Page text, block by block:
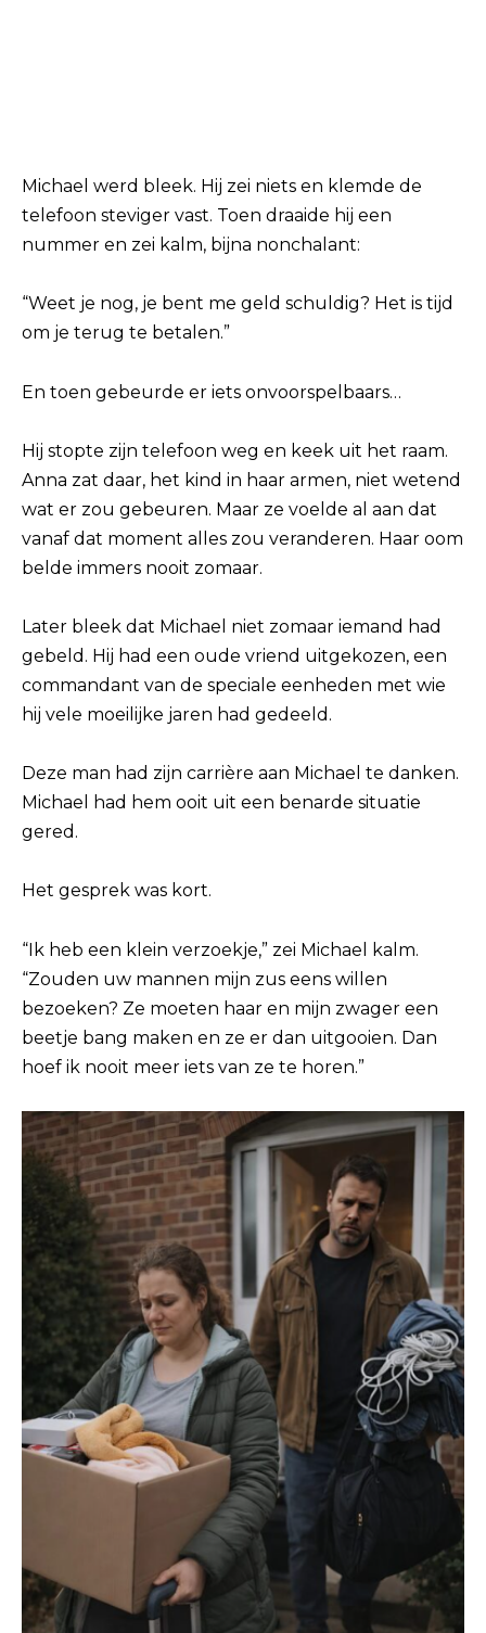
Michael werd bleek. Hij zei niets en klemde de
telefoon steviger vast. Toen draaide hij een
nummer en zei kalm, bijna nonchalant:
“Weet je nog, je bent me geld schuldig? Het is tijd
om je terug te betalen.”
En toen gebeurde er iets onvoorspelbaars…
Hij stopte zijn telefoon weg en keek uit het raam.
Anna zat daar, het kind in haar armen, niet wetend
wat er zou gebeuren. Maar ze voelde al aan dat
vanaf dat moment alles zou veranderen. Haar oom
belde immers nooit zomaar.
Later bleek dat Michael niet zomaar iemand had
gebeld. Hij had een oude vriend uitgekozen, een
commandant van de speciale eenheden met wie
hij vele moeilijke jaren had gedeeld.
Deze man had zijn carrière aan Michael te danken.
Michael had hem ooit uit een benarde situatie
gered.
Het gesprek was kort.
“Ik heb een klein verzoekje,” zei Michael kalm.
“Zouden uw mannen mijn zus eens willen
bezoeken? Ze moeten haar en mijn zwager een
beetje bang maken en ze er dan uitgooien. Dan
hoef ik nooit meer iets van ze te horen.”